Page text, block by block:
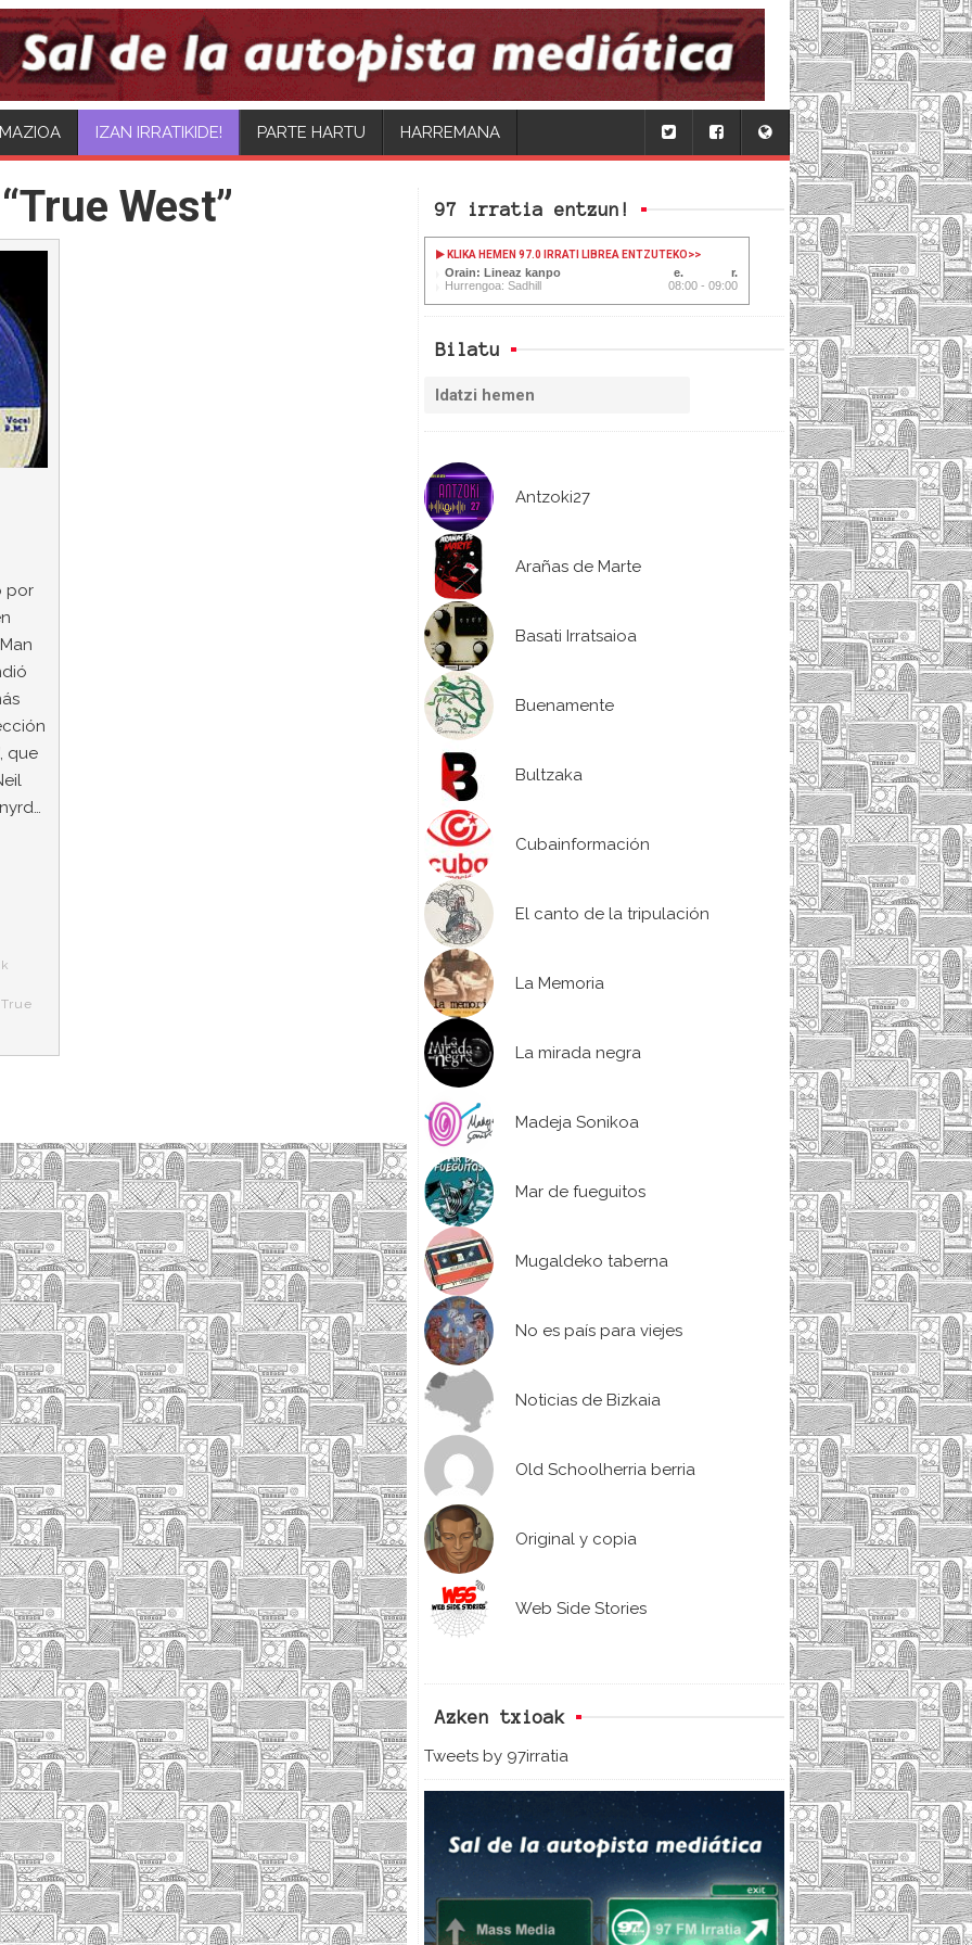
PARTE HARTU HARREMANA
97 irratia entzun!
KLIKA HEMEN 97.0 IRRATI LIBREA ENTZUTEKO>>
Orain: Lineaz kanpo
Hurrengoa: Sadhill
08:00 - 09:00
Bilatu
Antzoki27
Arañas de Marte
Basati Irratsaioa
Buenamente
Bultzaka
Cubainformación
El canto de la tripulación
La Memoria
La mirada negra
Madeja Sonikoa
Mar de fueguitos
Mugaldeko taberna
No es país para viejes
Noticias de Bizkaia
Old Schoolherria berria
Original y copia
Web Side Stories
Azken txioak
Tweets by 97irratia
West”
por
que
True